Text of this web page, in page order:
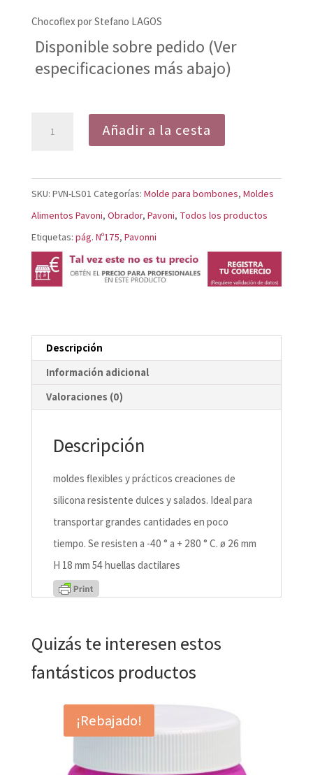
Chocoflex por Stefano LAGOS
Disponible sobre pedido (Ver
especificaciones más abajo)
cantidad
Añadir a la cesta
SKU: PVN-LS01 Categorías: Molde para bombones, Moldes
Alimentos Pavoni, Obrador, Pavoni, Todos los productos
Etiquetas: pág. Nº175, Pavonni
Descripción
Información adicional
Valoraciones (0)
Descripción
moldes flexibles y prácticos creaciones de
silicona resistente dulces y salados. Ideal para
transportar grandes cantidades en poco
tiempo. Se resisten a -40 ° a + 280 ° C. ø 26 mm
H 18 mm 54 huellas dactilares
Quizás te interesen estos
fantásticos productos
¡Rebajado!